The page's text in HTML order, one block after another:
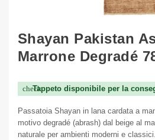
Shayan Pakistan
Marrone Degradé
check
Tappeto disponibile per la
Passatoia Shayan in lana cardata a
motivo degradé (abrash) dal beige al
naturale per ambienti moderni e classici.